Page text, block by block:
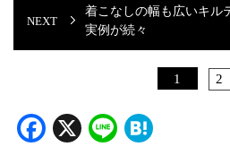
着こなしの幅も広いキル
実例が続々
1 2
Facebook
X Line